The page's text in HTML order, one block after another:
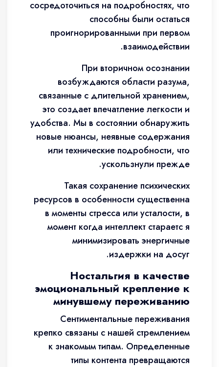
сосредоточиться на подробностях, что
способны были остаться
проигнорированными при первом
взаимодействии.
При вторичном осознании
возбуждаются области разума,
связанные с длительной хранением,
это создает впечатление легкости и
удобства. Мы в состоянии обнаружить
новые нюансы, неявные содержания
или технические подробности, что
ускользнули прежде.
Такая сохранение психических
ресурсов в особенности существенна
в моменты стресса или усталости, в
момент когда интеллект стараетс я
минимизировать энергичные
издержки на досуг.
Ностальгия в качестве
эмоциональный крепление к
минувшему переживанию
Сентиментальные переживания
крепко связаны с нашей стремлением
к знакомым типам. Определенные
типы контента превращаются